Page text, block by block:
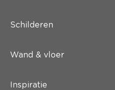
Schilderen
Wand & vloer
Inspiratie